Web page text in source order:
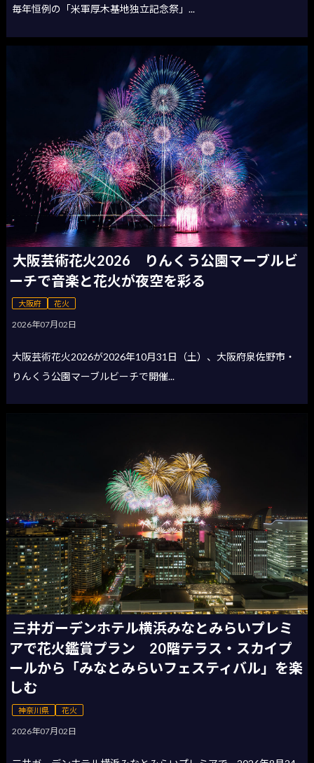
毎年恒例の「米軍厚木基地独立記念祭」...
大阪芸術花火2026 りんくう公園マーブルビ
ーチで音楽と花火が夜空を彩る
大阪府 花火
2026年07月02日
大阪芸術花火2026が2026年10月31日（土）、大阪府泉佐野市・
りんくう公園マーブルビーチで開催...
三井ガーデンホテル横浜みなとみらいプレミ
アで花火鑑賞プラン 20階テラス・スカイプ
ールから「みなとみらいフェスティバル」を楽
しむ
神奈川県 花火
2026年07月02日